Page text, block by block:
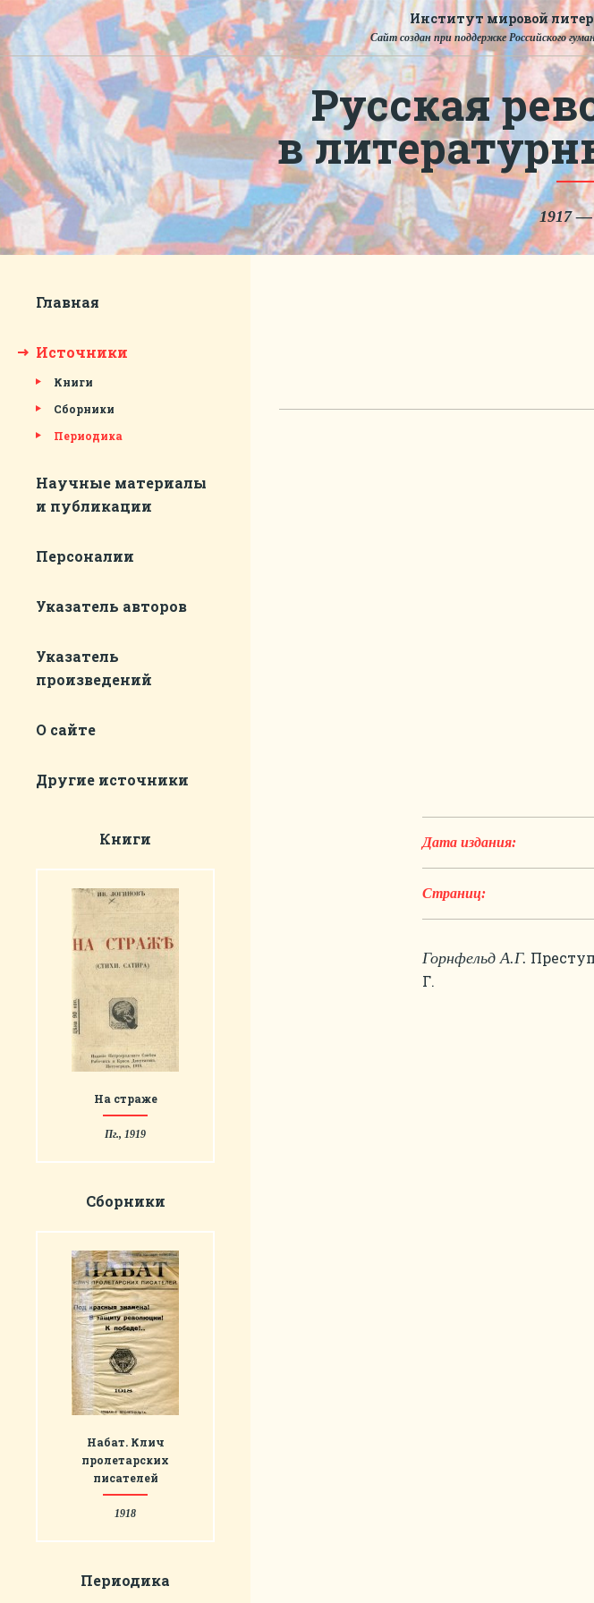
Институт мировой
Сайт создан при поддержке Российского
Русская
в
1917 —
Главная
Источники
Книги
Сборники
Периодика
Научные материалы
и публикации
Персоналии
Указатель авторов
Указатель
произведений
О сайте
Другие источники
Книги
На страже
Пг., 1919
Сборники
Набат. Клич
пролетарских
писателей
1918
Периодика
Дата издания:
Страниц:
Горнфельд А.Г.
Г.